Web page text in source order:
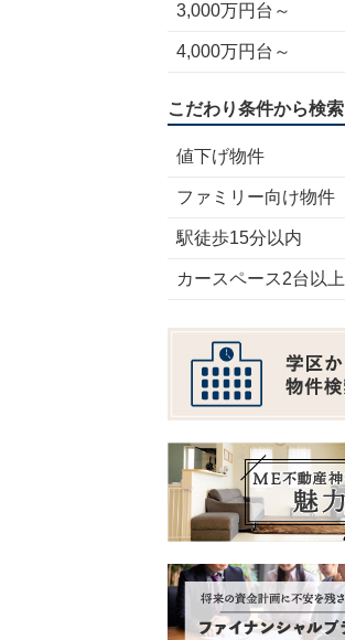
3,000万円台～
4,000万円台～
こだわり条件から検索
値下げ物件
ファミリー向け物件
駅徒歩15分以内
カースペース2台以上